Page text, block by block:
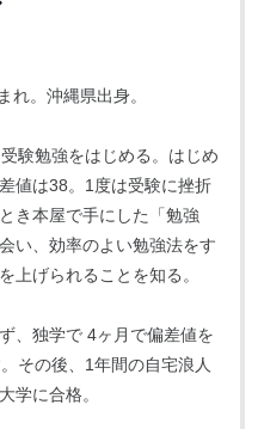
れ。沖縄県出身。
験勉強をはじめる。はじめ
値は38。1度は受験に挫折
き本屋で手にした「勉強
い、効率のよい勉強法をす
上げられることを知る。
、独学で 4ヶ月で偏差値を
その後、1年間の自宅浪人
学に合格。